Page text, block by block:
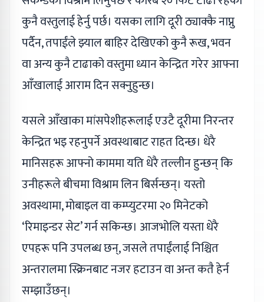
कुनै वस्तुलाई हेर्नु पर्छ। यसका लागि दूरी ठ्याक्कै नाप्नु
पर्दैन, तपाईंले झ्याल बाहिर देखिएको कुनै रूख, भवन
वा अन्य कुनै टाढाको वस्तुमा ध्यान केन्द्रित गरेर आफ्ना
आँखालाई आराम दिन सक्नुहुन्छ।
यसले आँखाका मांसपेशीहरूलाई एउटै दूरीमा निरन्तर
केन्द्रित भइ रहनुपर्ने अवस्थाबाट राहत दिन्छ। धेरै
मानिसहरू आफ्नो काममा यति धेरै तल्लीन हुन्छन् कि
उनीहरूले बीचमा विश्राम लिन बिर्सन्छन्। यस्तो
अवस्थामा, मोबाइल वा कम्प्युटरमा २० मिनेटको
‘रिमाइन्डर सेट’ गर्न सकिन्छ। आजभोलि यस्ता धेरै
एपहरू पनि उपलब्ध छन्, जसले तपाईंलाई निश्चित
अन्तरालमा स्क्रिनबाट नजर हटाउन वा अन्त कतै हेर्न
सम्झाउँछन्।